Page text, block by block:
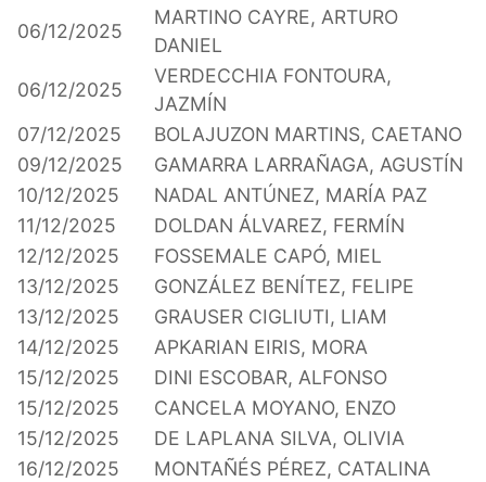
06/12/2025
MARTINO CAYRE, ARTURO
DANIEL
06/12/2025
VERDECCHIA FONTOURA,
JAZMÍN
07/12/2025
BOLAJUZON MARTINS, CAETANO
09/12/2025
GAMARRA LARRAÑAGA, AGUSTÍN
10/12/2025
NADAL ANTÚNEZ, MARÍA PAZ
11/12/2025
DOLDAN ÁLVAREZ, FERMÍN
12/12/2025
FOSSEMALE CAPÓ, MIEL
13/12/2025
GONZÁLEZ BENÍTEZ, FELIPE
13/12/2025
GRAUSER CIGLIUTI, LIAM
14/12/2025
APKARIAN EIRIS, MORA
15/12/2025
DINI ESCOBAR, ALFONSO
15/12/2025
CANCELA MOYANO, ENZO
15/12/2025
DE LAPLANA SILVA, OLIVIA
16/12/2025
MONTAÑÉS PÉREZ, CATALINA